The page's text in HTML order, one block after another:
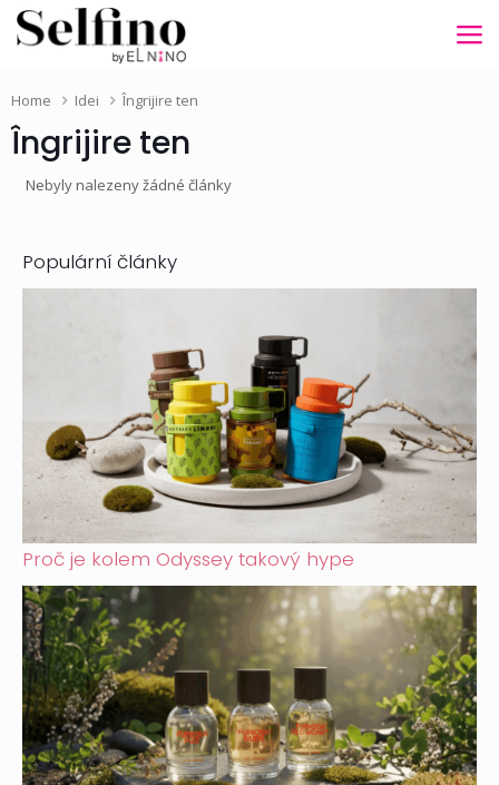
Home Idei Îngrijire ten
Îngrijire ten
Nebyly nalezeny žádné články
Populární články
Proč je kolem Odyssey takový hype